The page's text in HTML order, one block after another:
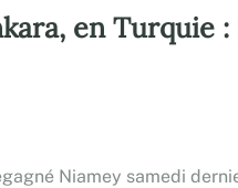
en Turquie
Niamey samedi